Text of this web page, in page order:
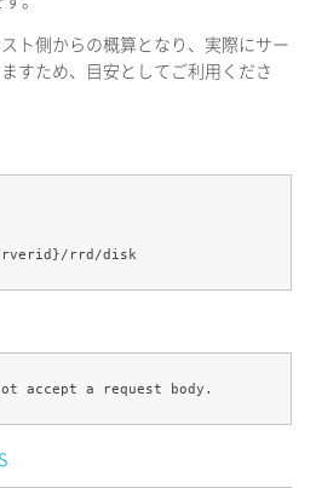
ト側からの概算となり、実際にサー
すため、目安としてご利用くださ